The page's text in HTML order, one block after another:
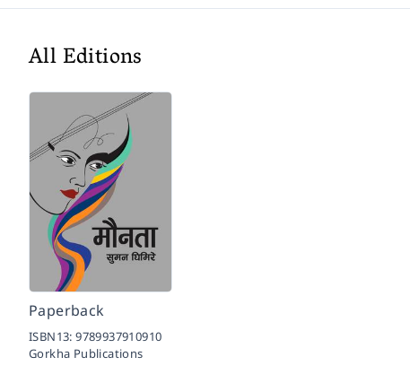
All Editions
Paperback
ISBN13:9789937910910
Gorkha Publications